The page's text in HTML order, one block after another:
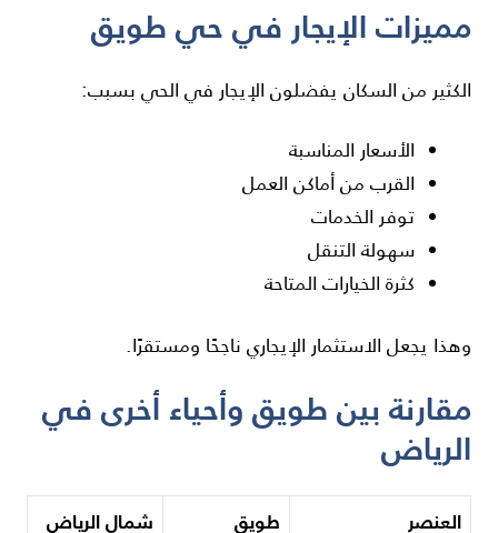
مميزات الإيجار في حي طويق
الكثير من السكان يفضلون الإيجار في الحي بسبب:
الأسعار المناسبة
القرب من أماكن العمل
توفر الخدمات
سهولة التنقل
كثرة الخيارات المتاحة
وهذا يجعل الاستثمار الإيجاري ناجحًا ومستقرًا.
مقارنة بين طويق وأحياء أخرى في
الرياض
العنصر طويق شمال الرياض